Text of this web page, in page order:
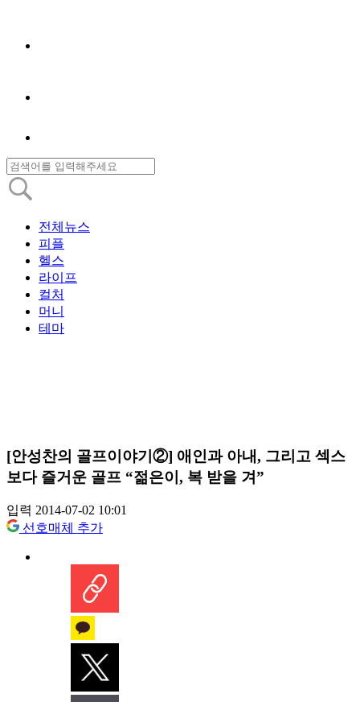
전체뉴스
피플
헬스
라이프
컬처
머니
테마
[안성찬의 골프이야기②] 애인과 아내, 그리고 섹스
보다 즐거운 골프 “젊은이, 복 받을 겨”
입력 2014-07-02 10:01
선호매체 추가